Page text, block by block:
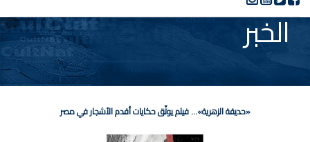
الخبر
«حديقة الزهرية»... فيلم يوثّق حكايات أقدم الأشجار في مصر